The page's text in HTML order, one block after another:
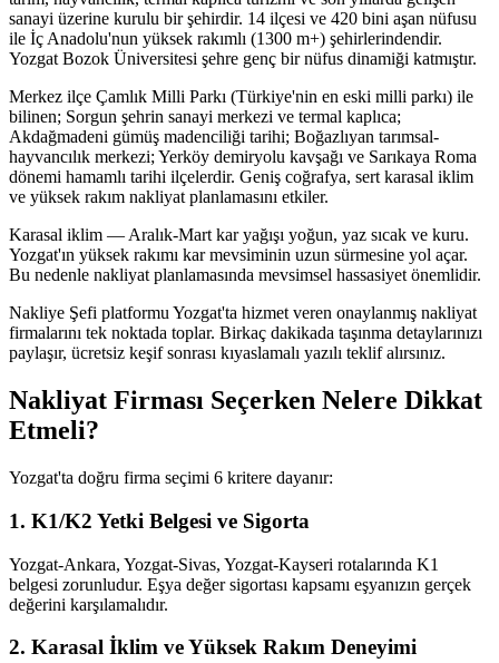
sanayi üzerine kurulu bir şehirdir. 14 ilçesi ve 420 bini aşan nüfusu
ile İç Anadolu'nun yüksek rakımlı (1300 m+) şehirlerindendir.
Yozgat Bozok Üniversitesi şehre genç bir nüfus dinamiği katmıştır.
Merkez ilçe Çamlık Milli Parkı (Türkiye'nin en eski milli parkı) ile
bilinen; Sorgun şehrin sanayi merkezi ve termal kaplıca;
Akdağmadeni gümüş madenciliği tarihi; Boğazlıyan tarımsal-
hayvancılık merkezi; Yerköy demiryolu kavşağı ve Sarıkaya Roma
dönemi hamamlı tarihi ilçelerdir. Geniş coğrafya, sert karasal iklim
ve yüksek rakım nakliyat planlamasını etkiler.
Karasal iklim — Aralık-Mart kar yağışı yoğun, yaz sıcak ve kuru.
Yozgat'ın yüksek rakımı kar mevsiminin uzun sürmesine yol açar.
Bu nedenle nakliyat planlamasında mevsimsel hassasiyet önemlidir.
Nakliye Şefi platformu Yozgat'ta hizmet veren onaylanmış nakliyat
firmalarını tek noktada toplar. Birkaç dakikada taşınma detaylarınızı
paylaşır, ücretsiz keşif sonrası kıyaslamalı yazılı teklif alırsınız.
Nakliyat Firması Seçerken Nelere Dikkat
Etmeli?
Yozgat'ta doğru firma seçimi 6 kritere dayanır:
1. K1/K2 Yetki Belgesi ve Sigorta
Yozgat-Ankara, Yozgat-Sivas, Yozgat-Kayseri rotalarında K1
belgesi zorunludur. Eşya değer sigortası kapsamı eşyanızın gerçek
değerini karşılamalıdır.
2. Karasal İklim ve Yüksek Rakım Deneyimi